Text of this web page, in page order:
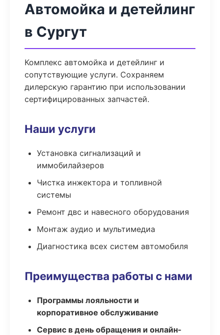
Автомойка и детейлинг
в Сургут
Комплекс автомойка и детейлинг и
сопутствующие услуги. Сохраняем
дилерскую гарантию при использовании
сертифицированных запчастей.
Наши услуги
Установка сигнализаций и
иммобилайзеров
Чистка инжектора и топливной
системы
Ремонт двс и навесного оборудования
Монтаж аудио и мультимедиа
Диагностика всех систем автомобиля
Преимущества работы с нами
Программы лояльности и
корпоративное обслуживание
Сервис в день обращения и онлайн-